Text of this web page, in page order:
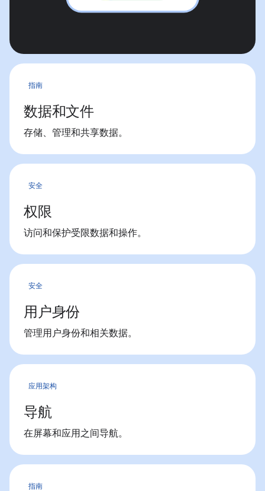
指南
数据和文件
存储、管理和共享数据。
安全
权限
访问和保护受限数据和操作。
安全
用户身份
管理用户身份和相关数据。
应用架构
导航
在屏幕和应用之间导航。
指南